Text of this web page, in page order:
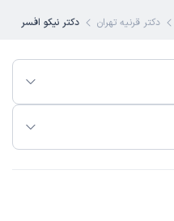
دکتر قرنیه تهران دکتر نیکو افسر